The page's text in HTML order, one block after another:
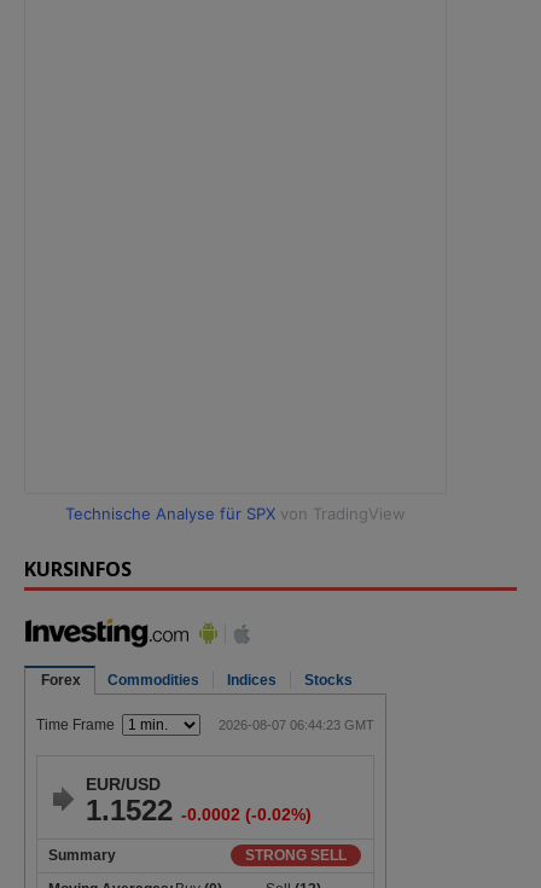
Technische Analyse für SPX von TradingView
KURSINFOS